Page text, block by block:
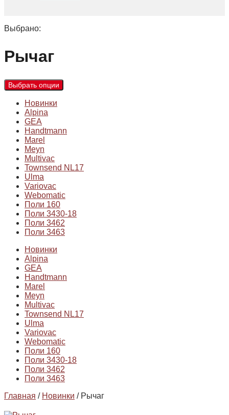
Выбрано:
Рычаг
Выбрать опции
Новинки
Alpina
GEA
Handtmann
Marel
Meyn
Multivac
Townsend NL17
Ulma
Variovac
Webomatic
Поли 160
Поли 3430-18
Поли 3462
Поли 3463
Новинки
Alpina
GEA
Handtmann
Marel
Meyn
Multivac
Townsend NL17
Ulma
Variovac
Webomatic
Поли 160
Поли 3430-18
Поли 3462
Поли 3463
Главная / Новинки / Рычаг